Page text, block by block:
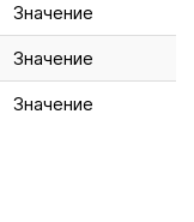
Значение
Значение
Значение